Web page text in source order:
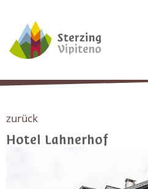
zurück
Hotel Lahnerhof